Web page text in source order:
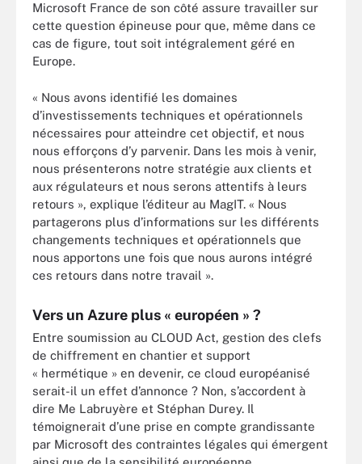
Microsoft France de son côté assure travailler sur
cette question épineuse pour que, même dans ce
cas de figure, tout soit intégralement géré en
Europe.
« Nous avons identifié les domaines
d’investissements techniques et opérationnels
nécessaires pour atteindre cet objectif, et nous
nous efforçons d’y parvenir. Dans les mois à venir,
nous présenterons notre stratégie aux clients et
aux régulateurs et nous serons attentifs à leurs
retours », explique l’éditeur au MagIT. « Nous
partagerons plus d’informations sur les différents
changements techniques et opérationnels que
nous apportons une fois que nous aurons intégré
ces retours dans notre travail ».
Vers un Azure plus « européen » ?
Entre soumission au CLOUD Act, gestion des clefs
de chiffrement en chantier et support
« hermétique » en devenir, ce cloud européanisé
serait-il un effet d’annonce ? Non, s’accordent à
dire Me Labruyère et Stéphan Durey. Il
témoignerait d’une prise en compte grandissante
par Microsoft des contraintes légales qui émergent